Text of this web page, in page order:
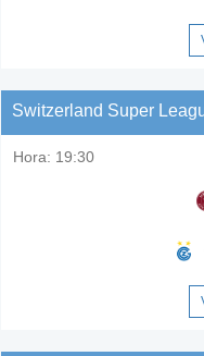
Switzerland Super
Hora: 19:30